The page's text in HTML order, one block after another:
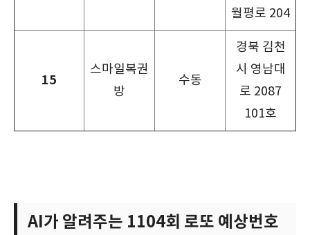
월평로 204
15
스마일복권
방
수동
경북 김천
시 영남대
로 2087
101호
AI가 알려주는 1104회 로또 예상번호